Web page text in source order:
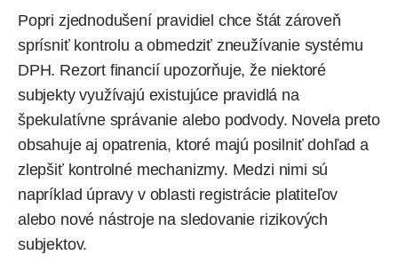
Popri zjednodušení pravidiel chce štát zároveň
sprísniť kontrolu a obmedziť zneužívanie systému
DPH. Rezort financií upozorňuje, že niektoré
subjekty využívajú existujúce pravidlá na
špekulatívne správanie alebo podvody. Novela preto
obsahuje aj opatrenia, ktoré majú posilniť dohľad a
zlepšiť kontrolné mechanizmy. Medzi nimi sú
napríklad úpravy v oblasti registrácie platiteľov
alebo nové nástroje na sledovanie rizikových
subjektov.